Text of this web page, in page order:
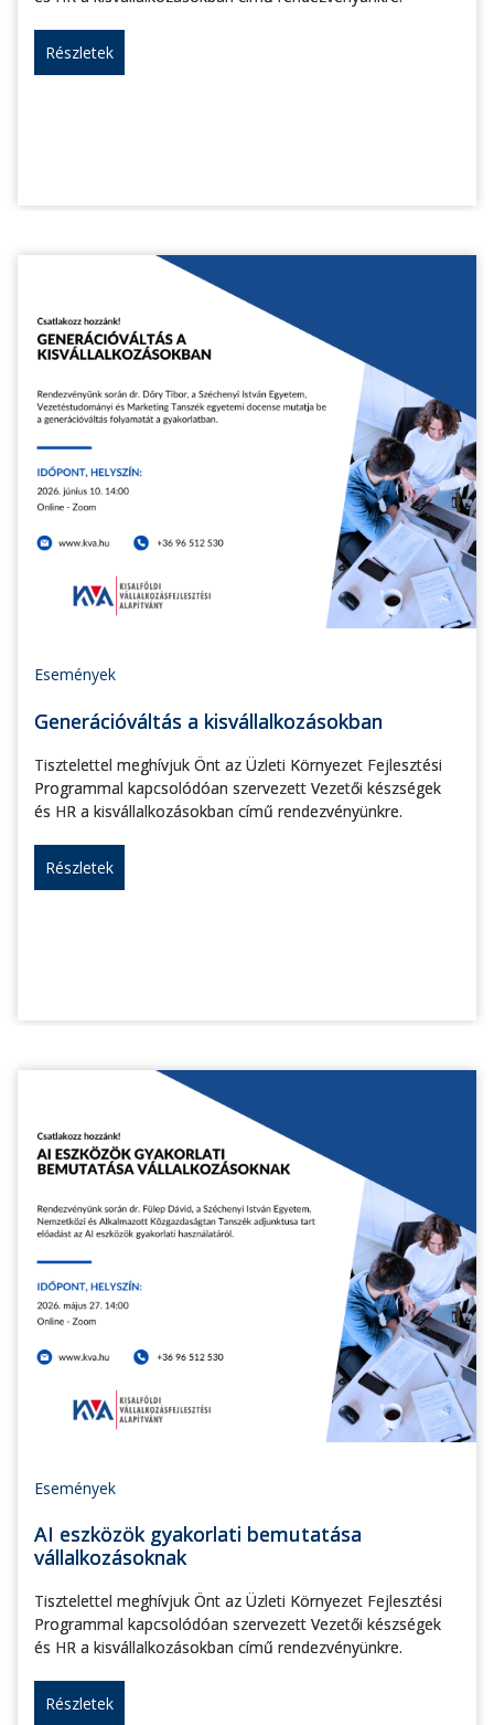
Részletek
Események
Generációváltás a kisvállalkozásokban
Tisztelettel meghívjuk Önt az Üzleti Környezet Fejlesztési
Programmal kapcsolódóan szervezett Vezetői készségek
és HR a kisvállalkozásokban című rendezvényünkre.
Részletek
Események
AI eszközök gyakorlati bemutatása
vállalkozásoknak
Tisztelettel meghívjuk Önt az Üzleti Környezet Fejlesztési
Programmal kapcsolódóan szervezett Vezetői készségek
és HR a kisvállalkozásokban című rendezvényünkre.
Részletek